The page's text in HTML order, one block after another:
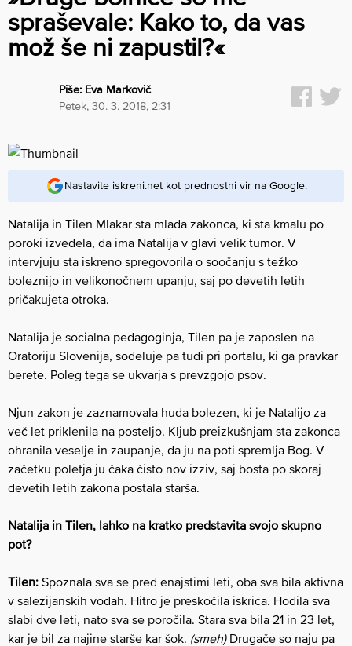
spraševale: Kako to, da vas
mož še ni zapustil?«
Piše: Eva Markovič
petek, 30. 3. 2018, 2:31
Nastavite iskreni.net kot prednostni vir na Google.
Natalija in Tilen Mlakar sta mlada zakonca, ki sta kmalu po
poroki izvedela, da ima Natalija v glavi velik tumor. V
intervjuju sta iskreno spregovorila o soočanju s težko
boleznijo in velikonočnem upanju, saj po devetih letih
pričakujeta otroka.
Natalija je socialna pedagoginja, Tilen pa je zaposlen na
Oratoriju Slovenija, sodeluje pa tudi pri portalu, ki ga pravkar
berete. Poleg tega se ukvarja s prevzgojo psov.
Njun zakon je zaznamovala huda bolezen, ki je Natalijo za
več let priklenila na posteljo. Kljub preizkušnjam sta zakonca
ohranila veselje in zaupanje, da ju na poti spremlja Bog. V
začetku poletja ju čaka čisto nov izziv, saj bosta po skoraj
devetih letih zakona postala starša.
Natalija in Tilen, lahko na kratko predstavita svojo skupno
pot?
Tilen: Spoznala sva se pred enajstimi leti, oba sva bila aktivna
v salezijanskih vodah. Hitro je preskočila iskrica. Hodila sva
slabi dve leti, nato sva se poročila. Stara sva bila 21 in 23 let,
kar je bil za najine starše kar šok. (smeh)Drugače so naju pa